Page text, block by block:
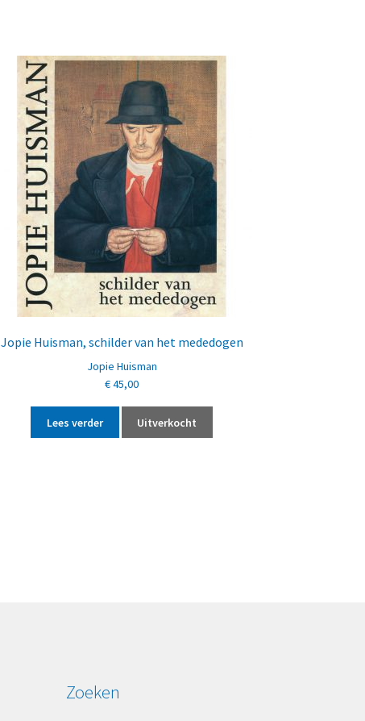
Jopie Huisman, schilder van het mededogen
Jopie Huisman
€45,00
Lees verder Uitverkocht
Zoeken